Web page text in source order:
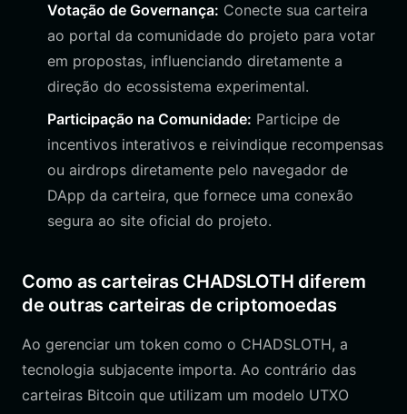
Votação de Governança: Conecte sua carteira
ao portal da comunidade do projeto para votar
em propostas, influenciando diretamente a
direção do ecossistema experimental.
Participação na Comunidade: Participe de
incentivos interativos e reivindique recompensas
ou airdrops diretamente pelo navegador de
DApp da carteira, que fornece uma conexão
segura ao site oficial do projeto.
Como as carteiras CHADSLOTH diferem
de outras carteiras de criptomoedas
Ao gerenciar um token como o CHADSLOTH, a
tecnologia subjacente importa. Ao contrário das
carteiras Bitcoin que utilizam um modelo UTXO